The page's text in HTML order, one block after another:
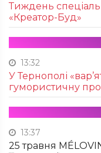
Тиждень
«Креатор-Буд»
13:32
У Тернополі
гумористичну
13:37
25 травня